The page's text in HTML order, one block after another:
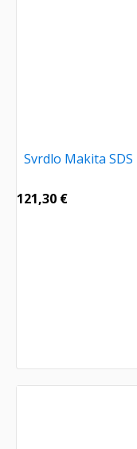
Svrdlo Makita
121,30 €